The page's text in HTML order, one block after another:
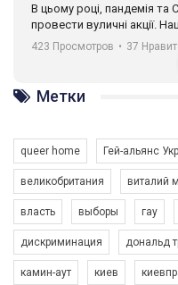
В цьому році, пандемія та
провести вуличні акції.
навіть коли ми у різних
разом. Ми закликаємо всіх
солідарності,
ГАУ є в 16 областях
Разом наш голос лунає
423 Просмотров • 37
Метки
queer home Гей-альянс
великобритания виталий
власть выборы гау
дискриминация дональд
камин-аут киев